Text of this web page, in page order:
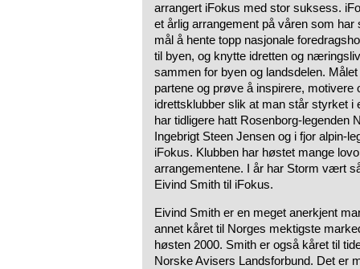
arrangert iFokus med stor suksess.
et årlig arrangement på våren som har
mål å hente topp nasjonale
til byen, og knytte idretten og
sammen for byen og landsdelen.
partene og prøve å inspirere,
idrettsklubber slik at man står styrket i
har tidligere hatt Rosenborg-legenden
Ingebrigt Steen Jensen og i fjor alpin-
iFokus. Klubben har høstet mange
arrangementene. I år har Storm vært
Eivind Smith til iFokus.
Eivind Smith er en meget anerkjent
annet kåret til Norges mektigste
høsten 2000. Smith er også kåret til
Norske Avisers Landsforbund. Det er